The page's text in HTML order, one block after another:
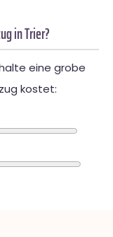
in Trier?
eine grobe
kostet: